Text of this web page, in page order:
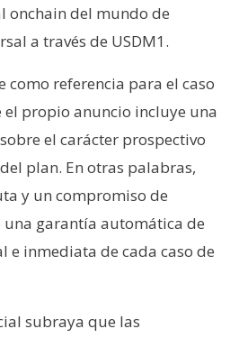
onchain del mundo de
a través de USDM1.
como referencia para el caso
propio anuncio incluye una
el carácter prospectivo
plan. En otras palabras,
y un compromiso de
garantía automática de
e inmediata de cada caso de
subraya que las